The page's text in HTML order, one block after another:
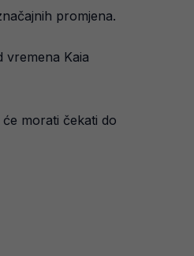
promjena.
vremena Kaia
morati čekati do